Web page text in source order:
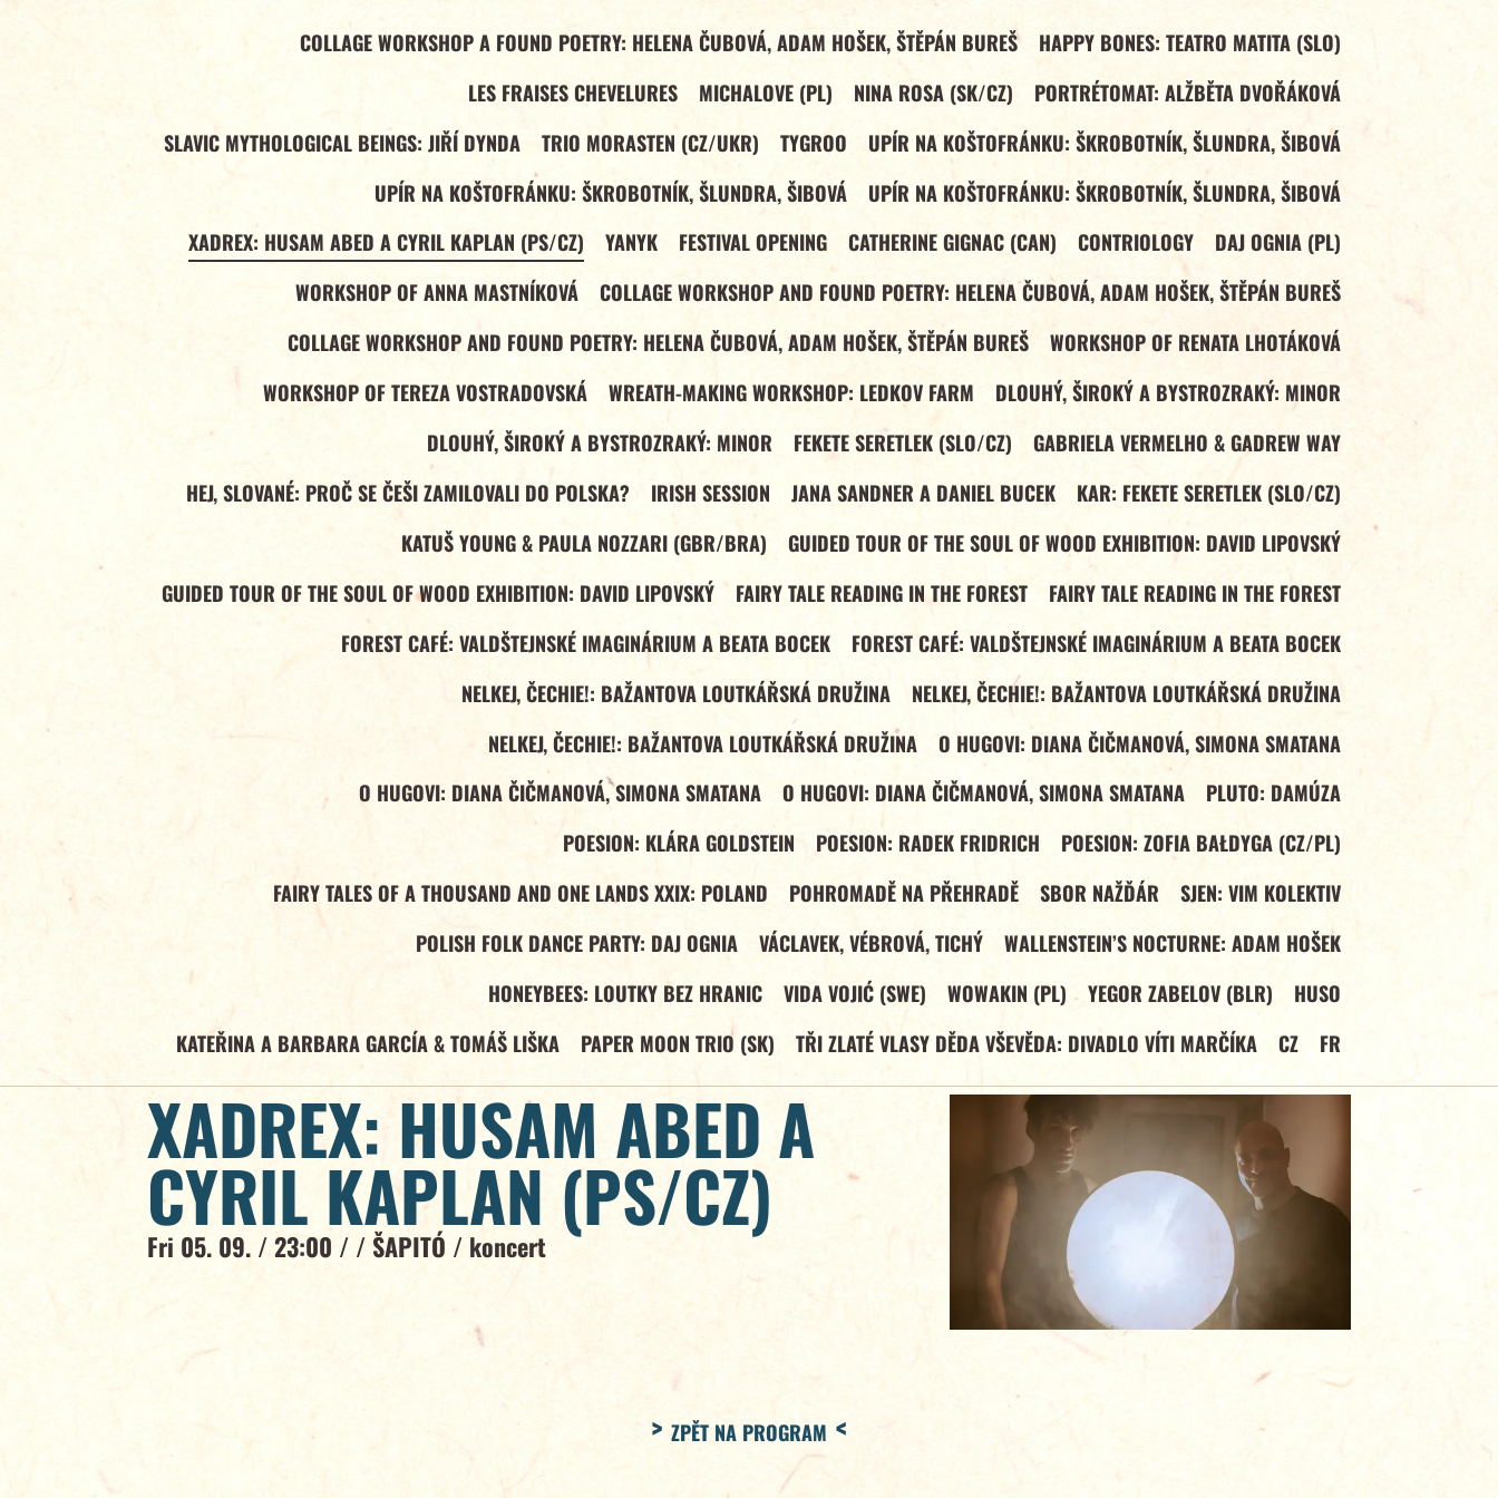
COLLAGE WORKSHOP A FOUND POETRY: HELENA ČUBOVÁ, ADAM HOŠEK, ŠTĚPÁN BUREŠ
HAPPY BONES: TEATRO MATITA (SLO)
LES FRAISES CHEVELURES
MICHALOVE (PL) NINA ROSA (SK/CZ)
PORTRÉTOMAT: ALŽBĚTA DVOŘÁKOVÁ
SLAVIC MYTHOLOGICAL BEINGS: JIŘÍ DYNDA
TRIO MORASTEN (CZ/UKR) TYGROO
UPÍR NA KOŠTOFRÁNKU: ŠKROBOTNÍK, ŠLUNDRA, ŠIBOVÁ
UPÍR NA KOŠTOFRÁNKU: ŠKROBOTNÍK, ŠLUNDRA, ŠIBOVÁ
UPÍR NA KOŠTOFRÁNKU: ŠKROBOTNÍK, ŠLUNDRA, ŠIBOVÁ
XADREX: HUSAM ABED A CYRIL KAPLAN (PS/CZ)
YANYK FESTIVAL OPENING CATHERINE GIGNAC (CAN) CONTRIOLOGY
DAJ OGNIA (PL)
WORKSHOP OF ANNA MASTNÍKOVÁ
COLLAGE WORKSHOP AND FOUND POETRY: HELENA ČUBOVÁ, ADAM HOŠEK, ŠTĚPÁN BUREŠ
COLLAGE WORKSHOP AND FOUND POETRY: HELENA ČUBOVÁ, ADAM HOŠEK, ŠTĚPÁN BUREŠ
WORKSHOP OF RENATA LHOTÁKOVÁ
WORKSHOP OF TEREZA VOSTRADOVSKÁ
WREATH-MAKING WORKSHOP: LEDKOV FARM
DLOUHÝ, ŠIROKÝ A BYSTROZRAKÝ: MINOR
DLOUHÝ, ŠIROKÝ A BYSTROZRAKÝ: MINOR
FEKETE SERETLEK (SLO/CZ)
GABRIELA VERMELHO & GADREW WAY
HEJ, SLOVANÉ: PROČ SE ČEŠI ZAMILOVALI DO POLSKA?
IRISH SESSION JANA SANDNER A DANIEL BUCEK
KAR: FEKETE SERETLEK (SLO/CZ)
KATUŠ YOUNG & PAULA NOZZARI (GBR/BRA)
GUIDED TOUR OF THE SOUL OF WOOD EXHIBITION: DAVID LIPOVSKÝ
GUIDED TOUR OF THE SOUL OF WOOD EXHIBITION: DAVID LIPOVSKÝ
FAIRY TALE READING IN THE FOREST
FAIRY TALE READING IN THE FOREST
FOREST CAFÉ: VALDŠTEJNSKÉ IMAGINÁRIUM A BEATA BOCEK
FOREST CAFÉ: VALDŠTEJNSKÉ IMAGINÁRIUM A BEATA BOCEK
NELKEJ, ČECHIE!: BAŽANTOVA LOUTKÁŘSKÁ DRUŽINA
NELKEJ, ČECHIE!: BAŽANTOVA LOUTKÁŘSKÁ DRUŽINA
NELKEJ, ČECHIE!: BAŽANTOVA LOUTKÁŘSKÁ DRUŽINA
O HUGOVI: DIANA ČIČMANOVÁ, SIMONA SMATANA
O HUGOVI: DIANA ČIČMANOVÁ, SIMONA SMATANA
O HUGOVI: DIANA ČIČMANOVÁ, SIMONA SMATANA
PLUTO: DAMÚZA
POESION: KLÁRA GOLDSTEIN
POESION: RADEK FRIDRICH
POESION: ZOFIA BAŁDYGA (CZ/PL)
FAIRY TALES OF A THOUSAND AND ONE LANDS XXIX: POLAND
POHROMADĚ NA PŘEHRADĚ SBOR NAŽĎÁR
SJEN: VIM KOLEKTIV
POLISH FOLK DANCE PARTY: DAJ OGNIA
VÁCLAVEK, VÉBROVÁ, TICHÝ
WALLENSTEIN’S NOCTURNE: ADAM HOŠEK
HONEYBEES: LOUTKY BEZ HRANIC
VIDA VOJIĆ (SWE) WOWAKIN (PL) YEGOR ZABELOV (BLR)
HUSO
KATEŘINA A BARBARA GARCÍA & TOMÁŠ LIŠKA
PAPER MOON TRIO (SK) TŘI ZLATÉ VLASY DĚDA VŠEVĚDA: DIVADLO VÍTI MARČÍKA CZ FR
XADREX: HUSAM ABED A
CYRIL KAPLAN (PS/CZ)
Fri 05. 09. / 23:00 / / ŠAPITÓ / koncert
ZPĚT NA PROGRAM